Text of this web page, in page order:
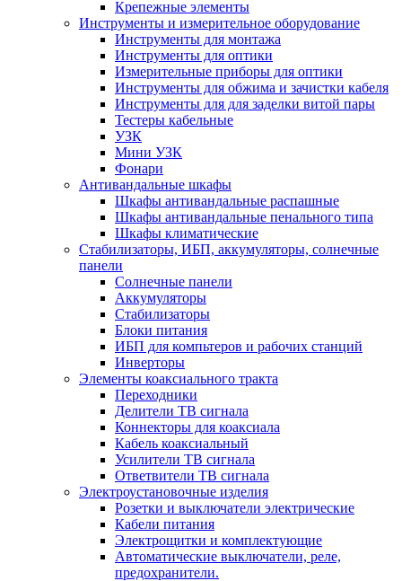
Крепежные элементы
Инструменты и измерительное оборудование
Инструменты для монтажа
Инструменты для оптики
Измерительные приборы для оптики
Инструменты для обжима и зачистки кабеля
Инструменты для для заделки витой пары
Тестеры кабельные
УЗК
Мини УЗК
Фонари
Антивандальные шкафы
Шкафы антивандальные распашные
Шкафы антивандальные пенального типа
Шкафы климатические
Стабилизаторы, ИБП, аккумуляторы, солнечные
панели
Солнечные панели
Аккумуляторы
Стабилизаторы
Блоки питания
ИБП для компьтеров и рабочих станций
Инверторы
Элементы коаксиального тракта
Переходники
Делители ТВ сигнала
Коннекторы для коаксиала
Кабель коаксиальный
Усилители ТВ сигнала
Ответвители ТВ сигнала
Электроустановочные изделия
Розетки и выключатели электрические
Кабели питания
Электрощитки и комплектующие
Автоматические выключатели, реле,
предохранители.